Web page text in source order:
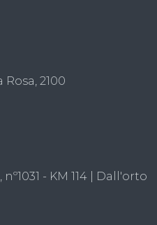
2100
- KM 114 | Dall'orto